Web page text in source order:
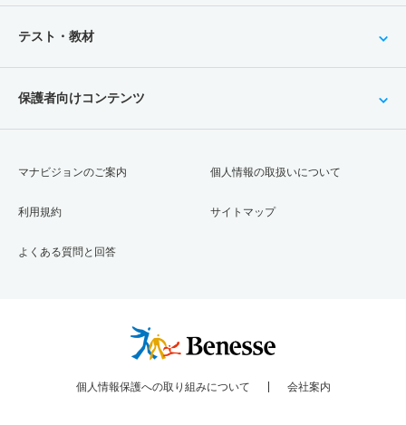
テスト・教材
保護者向けコンテンツ
マナビジョンのご案内
利用規約
よくある質問と回答
個人情報の取扱いについて
サイトマップ
個人情報保護への取り組みについて 会社案内